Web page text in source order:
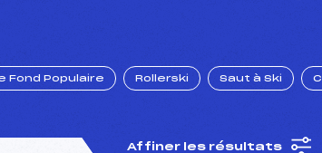
Fond Populaire Rollerski Saut à Ski
Affiner les résultats